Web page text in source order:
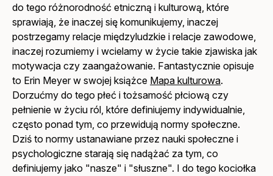
do tego różnorodność etniczną i kulturową, które
sprawiają, że inaczej się komunikujemy, inaczej
postrzegamy relacje międzyludzkie i relacje zawodowe,
inaczej rozumiemy i wcielamy w życie takie zjawiska jak
motywacja czy zaangażowanie. Fantastycznie opisuje
to Erin Meyer w swojej książce Mapa kulturowa.
Dorzućmy do tego płeć i tożsamość płciową czy
pełnienie w życiu ról, które definiujemy indywidualnie,
często ponad tym, co przewidują normy społeczne.
Dziś to normy ustanawiane przez nauki społeczne i
psychologiczne starają się nadążać za tym, co
definiujemy jako "nasze" i "słuszne". I do tego kociołka